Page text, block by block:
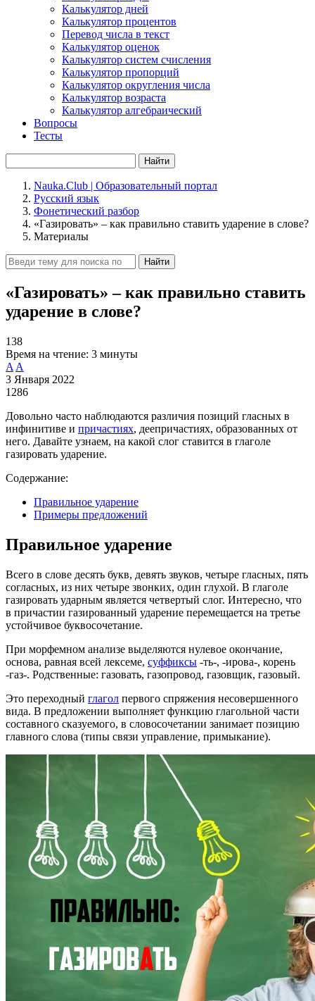
Калькулятор дней
Калькулятор процентов
Перевод числа в текст
Калькулятор оценок
Калькулятор систем счисления
Калькулятор пропорций
Калькулятор округления числа
Калькулятор возраста
Калькулятор алгебраический
Вопросы
Тесты
Найти
Nauka.Club | Образовательный портал
Русский язык
Фонетический разбор
«Газировать» – как правильно ставить ударение в слове?
Материалы
Найти
«Газировать» – как правильно ставить
ударение в слове?
138
Время на чтение: 3 минуты
A A
3 Января 2022
1286
Довольно часто наблюдаются различия позиций гласных в
инфинитиве и причастиях, деепричастиях, образованных от
него. Давайте узнаем, на какой слог ставится в глаголе
газировать ударение.
Содержание:
Правильное ударение
Примеры предложений
Правильное ударение
Всего в слове десять букв, девять звуков, четыре гласных, пять
согласных, из них четыре звонких, один глухой. В глаголе
газировать ударным является четвертый слог. Интересно, что
в причастии газированный ударение перемещается на третье
устойчивое буквосочетание.
При морфемном анализе выделяются нулевое окончание,
основа, равная всей лексеме, суффиксы -ть-, -ирова-, корень
-газ-. Родственные: газовать, газопровод, газовщик, газовый.
Это переходный глагол первого спряжения несовершенного
вида. В предложении выполняет функцию глагольной части
составного сказуемого, в словосочетании занимает позицию
главного слова (типы связи управление, примыкание).